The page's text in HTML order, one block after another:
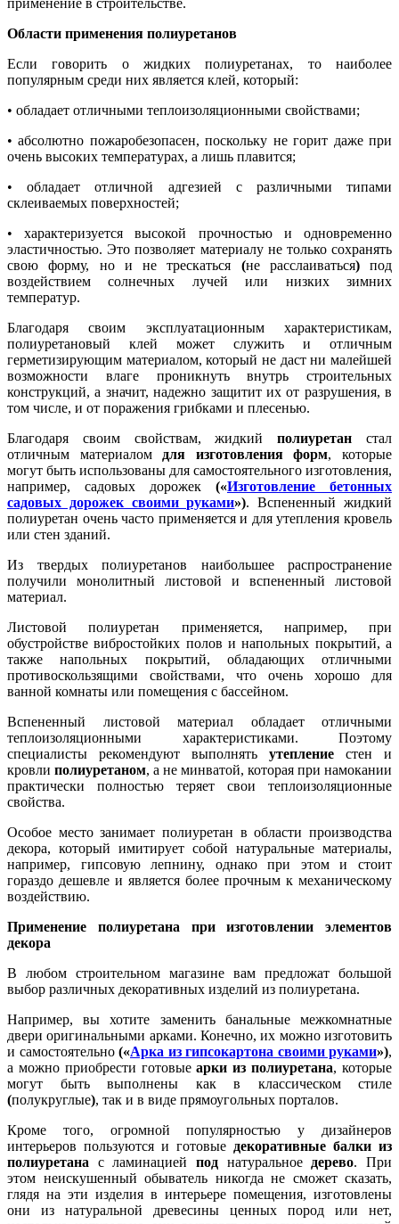
Области применения полиуретанов
Если говорить о жидких полиуретанах, то наиболее
популярным среди них является клей, который:
• обладает отличными теплоизоляционными свойствами;
• абсолютно пожаробезопасен, поскольку не горит даже при
очень высоких температурах, а лишь плавится;
• обладает отличной адгезией с различными типами
склеиваемых поверхностей;
• характеризуется высокой прочностью и одновременно
эластичностью. Это позволяет материалу не только сохранять
свою форму, но и не трескаться (не расслаиваться) под
воздействием солнечных лучей или низких зимних
температур.
Благодаря своим эксплуатационным характеристикам,
полиуретановый клей может служить и отличным
герметизирующим материалом, который не даст ни малейшей
возможности влаге проникнуть внутрь строительных
конструкций, а значит, надежно защитит их от разрушения, в
том числе, и от поражения грибками и плесенью.
Благодаря своим свойствам, жидкийполиуретан стал
отличным материалом для изготовления форм, которые
могут быть использованы для самостоятельного изготовления,
например, садовых дорожек («Изготовление бетонных
садовых дорожек своими руками»). Вспененный жидкий
полиуретан очень часто применяется и для утепления кровель
или стен зданий.
Из твердых полиуретанов наибольшее распространение
получили монолитный листовой и вспененный листовой
материал.
Листовой полиуретан применяется, например, при
обустройстве вибростойких полов и напольных покрытий, а
также напольных покрытий, обладающих отличными
противоскользящими свойствами, что очень хорошо для
ванной комнаты или помещения с бассейном.
Вспененный листовой материал обладает отличными
теплоизоляционными характеристиками. Поэтому
специалисты рекомендуют выполнять утепление стен и
кровли полиуретаном, а не минватой, которая при намокании
практически полностью теряет свои теплоизоляционные
свойства.
Особое место занимает полиуретан в области производства
декора, который имитирует собой натуральные материалы,
например, гипсовую лепнину, однако при этом и стоит
гораздо дешевле и является более прочным к механическому
воздействию.
Применение полиуретана при изготовлении элементов
декора
В любом строительном магазине вам предложат большой
выбор различных декоративных изделий из полиуретана.
Например, вы хотите заменить банальные межкомнатные
двери оригинальными арками. Конечно, их можно изготовить
и самостоятельно («Арка из гипсокартона своими руками»),
а можно приобрести готовыеарки из полиуретана, которые
могут быть выполнены как в классическом стиле
(полукруглые), так и в виде прямоугольных порталов.
Кроме того, огромной популярностью у дизайнеров
интерьеров пользуются и готовые декоративные балки из
полиуретана с ламинацией под натуральное дерево. При
этом неискушенный обыватель никогда не сможет сказать,
глядя на эти изделия в интерьере помещения, изготовлены
они из натуральной древесины ценных пород или нет,